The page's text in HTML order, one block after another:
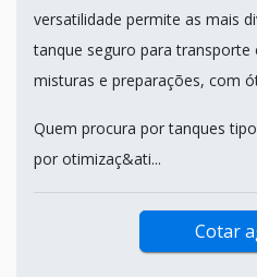
versatilidade permite as mais
tanque seguro para transporte
misturas e preparações, com
Quem procura por tanques
por otimizaç&ati...
Cotar